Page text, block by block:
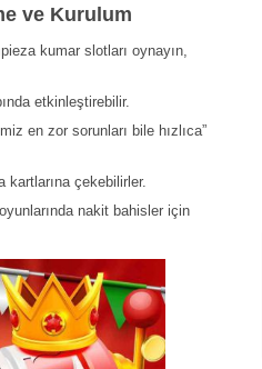
ve Kurulum
kumar slotları oynayın,
etkinleştirebilir.
en zor sorunları bile hızlıca”
kartlarına çekebilirler.
nakit bahisler için